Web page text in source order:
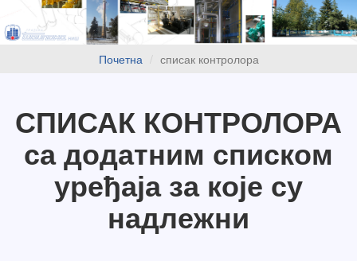
Почетна списак контролора
СПИСАК КОНТРОЛОРА
са додатним списком
уређаја за које су
надлежни